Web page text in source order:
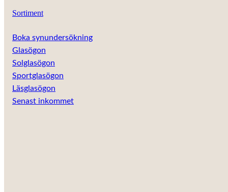
Sortiment
Boka synundersökning
Glasögon
Solglasögon
Sportglasögon
Läsglasögon
Senast inkommet